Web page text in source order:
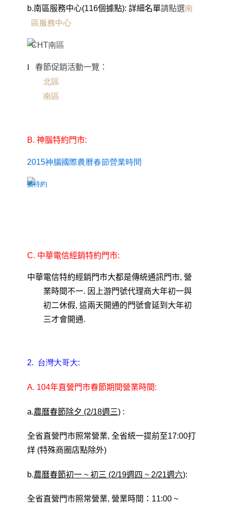
b.南區服務中心(116個據點): 詳細名單請點選南
區服務中心
l
春節促銷活動一覽：
北區
南區
B. 神腦特約門市:
2015神腦國際農曆春節營業時間
C. 中華電信經銷特約門市:
中華電信特約經銷門市大都是傳統通訊門市, 營
業時間不一. 因上游門號代理商大年初一與
初二休假, 這兩天開通的門號會延到大年初
三才會開通.
2. 台灣大哥大:
A. 104年直營門市春節期間營業時間:
a.農曆春節除夕 (2/18週三) :
全省直營門市照常營業, 全省統一提前至17:00打
烊 (特殊商圈店點除外)
b.農曆春節初一 ~ 初三 (2/19週四 ~ 2/21週六):
全省直營門市照常營業, 營業時間：11:00 ~